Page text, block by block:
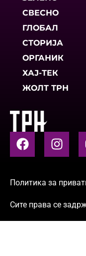
СВЕСНО
ГЛОБАЛ
СТОРИЈА
ОРГАНИК
ХАЈ-ТЕК
ЖОЛТ ТРН
Политика за
Сите права се